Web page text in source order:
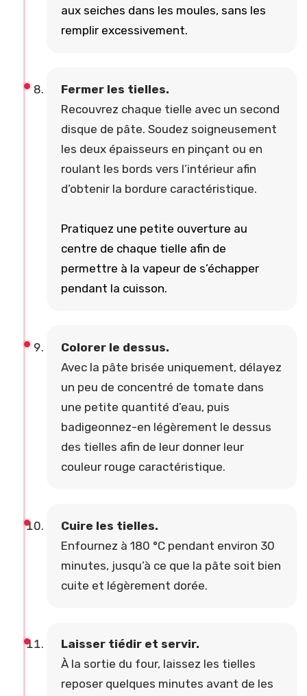
aux seiches dans les moules, sans les
remplir excessivement.
Fermer les tielles.
Recouvrez chaque tielle avec un second
disque de pâte. Soudez soigneusement
les deux épaisseurs en pinçant ou en
roulant les bords vers l’intérieur afin
d’obtenir la bordure caractéristique.
Pratiquez une petite ouverture au
centre de chaque tielle afin de
permettre à la vapeur de s’échapper
pendant la cuisson.
Colorer le dessus.
Avec la pâte brisée uniquement, délayez
un peu de concentré de tomate dans
une petite quantité d’eau, puis
badigeonnez-en légèrement le dessus
des tielles afin de leur donner leur
couleur rouge caractéristique.
Cuire les tielles.
Enfournez à 180 °C pendant environ 30
minutes, jusqu’à ce que la pâte soit bien
cuite et légèrement dorée.
Laisser tiédir et servir.
À la sortie du four, laissez les tielles
reposer quelques minutes avant de les